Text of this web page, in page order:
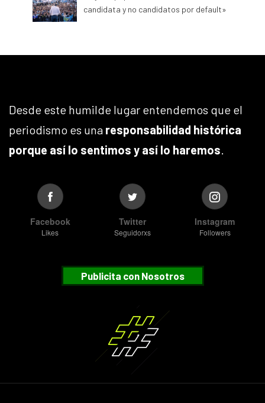
candidata y no candidatos por default»
Desde este humilde lugar entendemos que el
periodismo es una responsabilidad histórica
porque así lo sentimos y así lo haremos.
Facebook
Likes
Twitter
Seguidorxs
Instagram
Followers
Publicita con Nosotros